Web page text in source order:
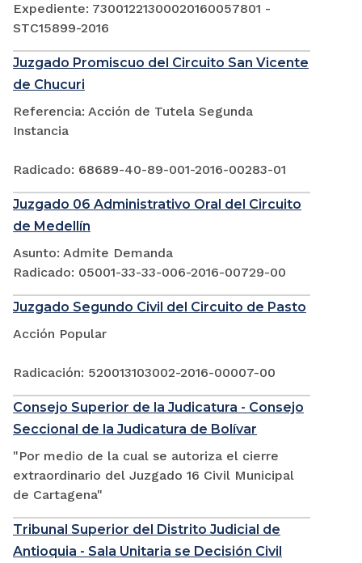
Expediente: 73001221300020160057801 -
STC15899-2016
Juzgado Promiscuo del Circuito San Vicente
de Chucuri
Referencia: Acción de Tutela Segunda
Instancia
Radicado: 68689-40-89-001-2016-00283-01
Juzgado 06 Administrativo Oral del Circuito
de Medellín
Asunto: Admite Demanda
Radicado: 05001-33-33-006-2016-00729-00
Juzgado Segundo Civil del Circuito de Pasto
Acción Popular
Radicación: 520013103002-2016-00007-00
Consejo Superior de la Judicatura - Consejo
Seccional de la Judicatura de Bolívar
"Por medio de la cual se autoriza el cierre
extraordinario del Juzgado 16 Civil Municipal
de Cartagena"
Tribunal Superior del Distrito Judicial de
Antioquia - Sala Unitaria se Decisión Civil